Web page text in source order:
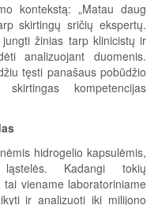
kontekstą: „Matau daug
skirtingų sričių ekspertų.
žinias tarp klinicistų ir
analizuojant duomenis.
tęsti panašaus pobūdžio
kompetencijas
hidrogelio kapsulėmis,
Kadangi tokių
viename laboratoriniame
ir analizuoti iki milijono